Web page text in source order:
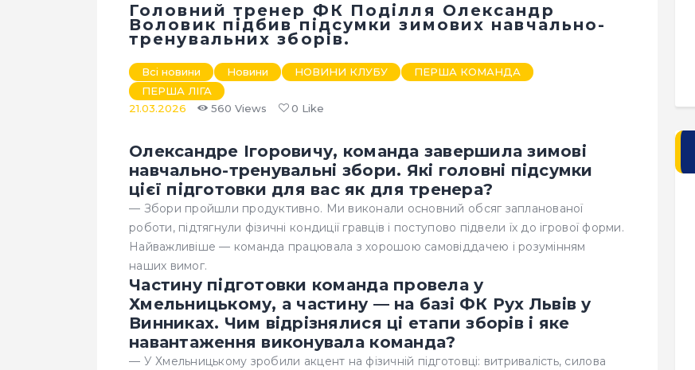
Головний тренер ФК Поділля Олександр
Воловик підбив підсумки зимових навчально-
тренувальних зборів.
Всі новини Новини НОВИНИ КЛУБУ
ПЕРША КОМАНДА
ПЕРША ЛІГА
21.03.2026
560 Views 0 Like
Олександре Ігоровичу, команда завершила зимові
навчально-тренувальні збори. Які головні підсумки
цієї підготовки для вас як для тренера?
— Збори пройшли продуктивно. Ми виконали основний обсяг запланованої
роботи, підтягнули фізичні кондиції гравців і поступово підвели їх до ігрової форми.
Найважливіше — команда працювала з хорошою самовіддачею і розумінням
наших вимог.
Частину підготовки команда провела у
Хмельницькому, а частину — на базі ФК Рух Львів у
Винниках. Чим відрізнялися ці етапи зборів і яке
навантаження виконувала команда?
— У Хмельницькому зробили акцент на фізичній підготовці: витривалість, силова